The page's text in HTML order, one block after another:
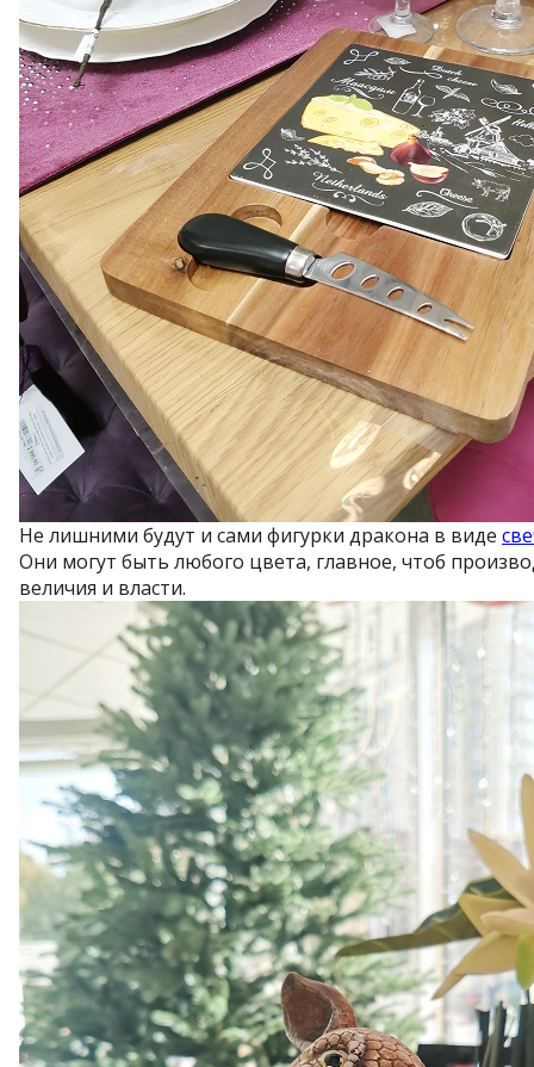
Не лишними будут и сами фигурки дракона в виде
Они могут быть любого цвета, главное, чтоб
величия и власти.